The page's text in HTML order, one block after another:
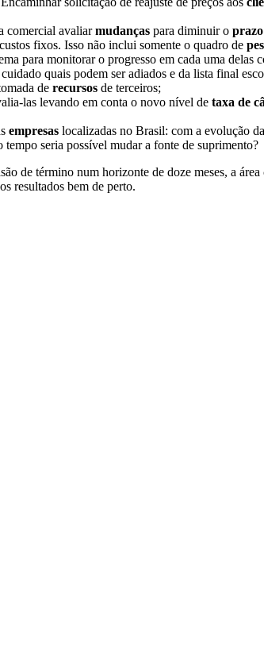
comercial avaliarmudanças para diminuir o
fixos. Isso não inclui somente o quadro de
para monitorar o progresso em cada uma delas
quais podem ser adiados e da lista final
de recursos de terceiros;
las levando em conta o novo nível de taxa de
empresas localizadas no Brasil: com a evolução
seria possível mudar a fonte de suprimento?
de término num horizonte de doze meses, a
resultados bem de perto.